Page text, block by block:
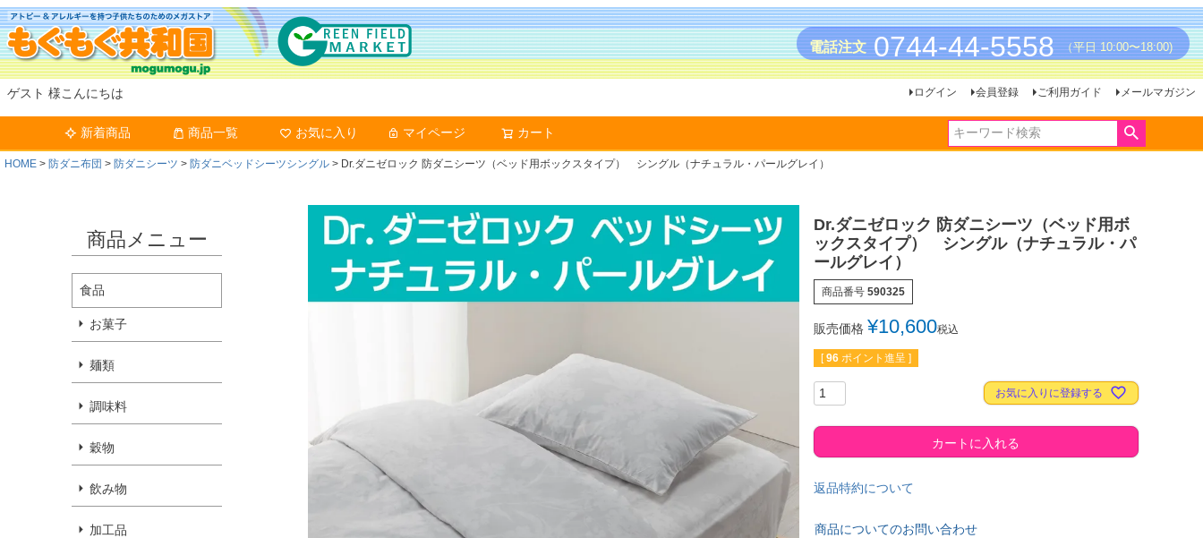
電話注文 0744-44-5558 （平日 10:00〜18:00)
ゲスト 様こんにちは ログイン 会員登録 ご利用ガイド メールマガジン
新着商品 商品一覧 お気に入り マイページ カート
HOME 防ダニ布団 防ダニシーツ 防ダニベッドシーツシングル Dr.ダニゼロック 防ダニシーツ（ベッド用ボックスタイプ） シングル（ナチュラル・パールグレイ）
商品メニュー
食品
お菓子
麺類
調味料
穀物
飲み物
加工品
Dr.ダニゼロック 防ダニシーツ（ベッド用ボ
ックスタイプ） シングル（ナチュラル・パ
ールグレイ）
商品番号 590325
販売価格 ¥10,600税込
[ 96 ポイント進呈 ]
お気に入りに登録する
カートに入れる
返品特約について
商品についてのお問い合わせ